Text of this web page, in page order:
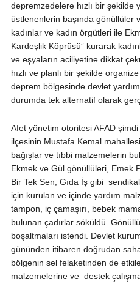
depremzedelere hızlı bir şekilde
üstlenenlerin başında gönüllüler
kadınlar ve kadın örgütleri ile
Kardeşlik Köprüsü” kurarak
ve eşyaların aciliyetine dikkat
hızlı ve planlı bir şekilde
deprem bölgesinde devlet
durumda tek alternatif olarak
Afet yönetim otoritesi AFAD şimdi
ilçesinin Mustafa Kemal
bağışlar ve tıbbi malzemelerin
Ekmek ve Gül gönüllüleri, Emek
Bir Tek Sen, Gıda İş gibi
için kurulan ve içinde yardım
tampon, iç çamaşırı, bebek
bulunan çadırlar söküldü.
boşaltmaları istendi. Devlet
gününden itibaren doğrudan
bölgenin sel felaketinden de
malzemelerine ve destek